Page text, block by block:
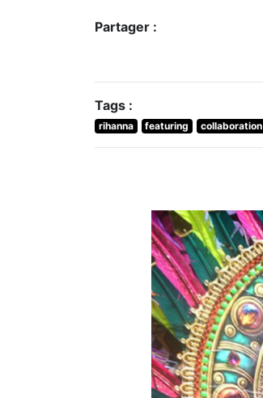
Partager :
Tags :
rihanna featuring collaboration